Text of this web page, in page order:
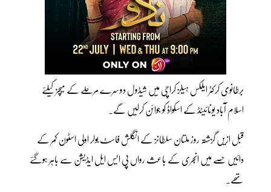
برطانوی کرکٹر ایلکس ہیلز کراچی میں شیڈول دوسرے مرحلے کے میچز کیلئے
اسلام آباد یونائیٹڈ کے اسکواڈ کو جوائن کرلیں گے۔
قبل ازیں گزشتہ روز ملتان سلطانز کے انگلش فاسٹ بولر اولی اسٹون کمر کے
دائیں حصے میں انجری کے باعث رواں پی ایس ایل ایڈیشن سے باہر ہوگئے
تھے۔